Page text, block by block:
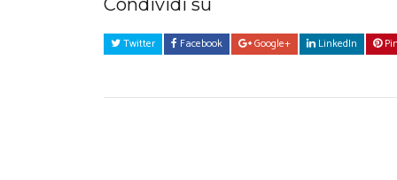
Condividi su
Twitter Facebook Google+ LinkedIn